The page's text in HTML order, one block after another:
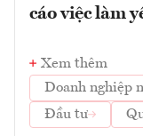
cáo việc làm
Xem thêm
Doanh nghiệp
Đầu tư